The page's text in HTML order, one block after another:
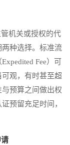
机关或授权的代
种选择。标准流
Fee）可
观，有时甚至超
预算之间做出权
预留充足时间，